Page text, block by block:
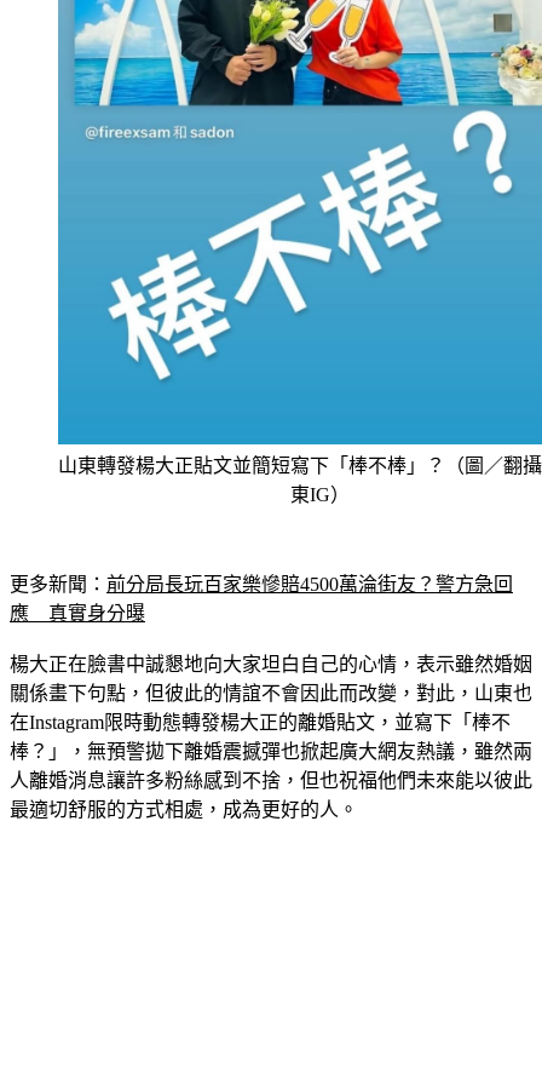
山東轉發楊大正貼文並簡短寫下「棒不棒」？（圖／翻
更多新聞：前分局長玩百家樂慘賠4500萬淪街友？警方急回
楊大正在臉書中誠懇地向大家坦白自己的心情，表示雖然婚姻
關係畫下句點，但彼此的情誼不會因此而改變，對此，山東也
在Instagram限時動態轉發楊大正的離婚貼文，並寫下「棒不
棒？」，無預警拋下離婚震撼彈也掀起廣大網友熱議，雖然兩
人離婚消息讓許多粉絲感到不捨，但也祝福他們未來能以彼此